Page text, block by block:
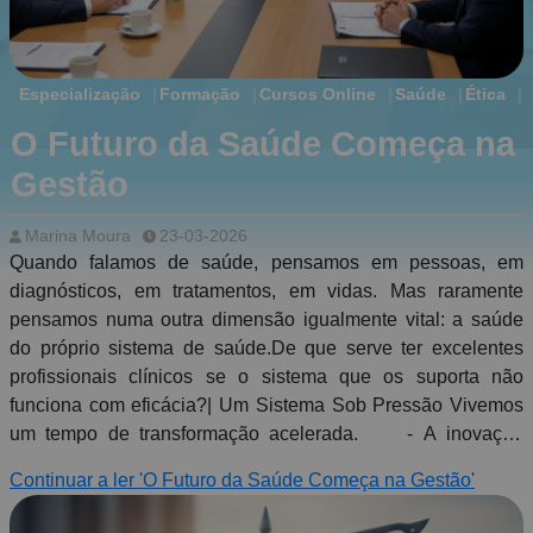
Especialização Formação Cursos Online Saúde Ética
O Futuro da Saúde Começa na
Gestão
Marina Moura 23-03-2026
Quando falamos de saúde, pensamos em pessoas, em
diagnósticos, em tratamentos, em vidas. Mas raramente
pensamos numa outra dimensão igualmente vital: a saúde
do próprio sistema de saúde.De que serve ter excelentes
profissionais clínicos se o sistema que os suporta não
funciona com eficácia?| Um Sistema Sob Pressão Vivemos
um tempo de transformação acelerada. - A inovação
população envelhece, aumentando a procura por cuidados
continuados. - As exigências legais e regulatórias tornam-
Continuar a ler 'O Futuro da Saúde Começa na Gestão'